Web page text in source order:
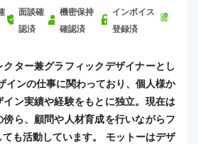
面談確
認済
機密保持
確認済
インボイス
登録済
ター兼グラフィックデザイナーとし
インの仕事に関わっており、個人様か
ン実績や経験をもとに独立。現在は
ら、顧問や人材育成を行いながらフ
も活動しています。 モットーはデザ